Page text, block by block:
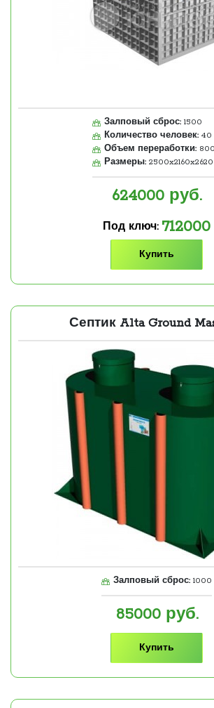
Залповый сброс: 1500
Количество человек: 40
Объем переработки:
Размеры: 2500x2160x2620
624000 руб.
Под ключ: 712000
Купить
Септик Alta Ground
Залповый сброс: 1000
85000руб.
Купить